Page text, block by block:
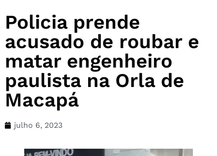
Policia prende
acusado de roubar e
matar engenheiro
paulista na Orla de
Macapá
julho 6, 2023